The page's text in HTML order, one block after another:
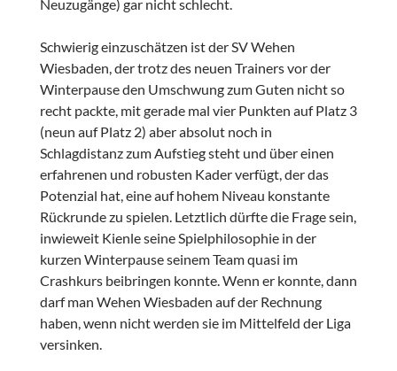
Neuzugänge) gar nicht schlecht.
Schwierig einzuschätzen ist der SV Wehen
Wiesbaden, der trotz des neuen Trainers vor der
Winterpause den Umschwung zum Guten nicht so
recht packte, mit gerade mal vier Punkten auf Platz 3
(neun auf Platz 2) aber absolut noch in
Schlagdistanz zum Aufstieg steht und über einen
erfahrenen und robusten Kader verfügt, der das
Potenzial hat, eine auf hohem Niveau konstante
Rückrunde zu spielen. Letztlich dürfte die Frage sein,
inwieweit Kienle seine Spielphilosophie in der
kurzen Winterpause seinem Team quasi im
Crashkurs beibringen konnte. Wenn er konnte, dann
darf man Wehen Wiesbaden auf der Rechnung
haben, wenn nicht werden sie im Mittelfeld der Liga
versinken.